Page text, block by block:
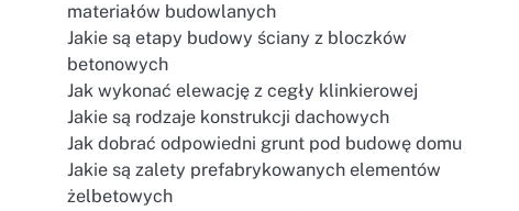
materiałów budowlanych
Jakie są etapy budowy ściany z bloczków
betonowych
Jak wykonać elewację z cegły klinkierowej
Jakie są rodzaje konstrukcji dachowych
Jak dobrać odpowiedni grunt pod budowę domu
Jakie są zalety prefabrykowanych elementów
żelbetowych